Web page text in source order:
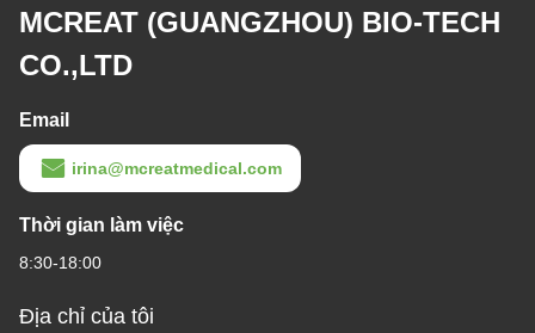
MCREAT (GUANGZHOU) BIO-TECH
CO.,LTD
Email
irina@mcreatmedical.com
Thời gian làm việc
8:30-18:00
Địa chỉ của tôi